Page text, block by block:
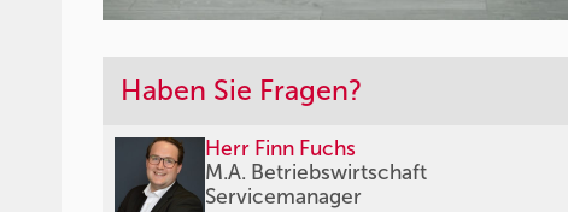
Haben Sie Fragen?
Herr Finn Fuchs
M.A. Betriebswirtschaft
Servicemanager